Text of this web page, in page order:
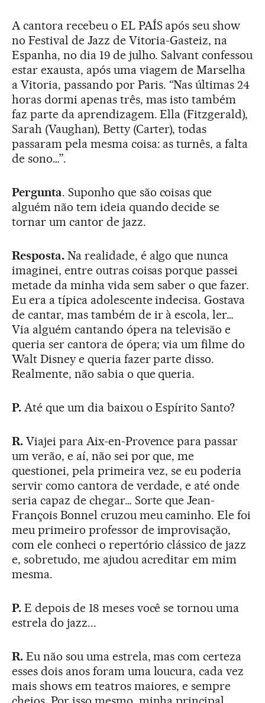
A cantora recebeu o EL PAÍS após seu show
no Festival de Jazz de Vitoria-Gasteiz, na
Espanha, no dia 19 de julho. Salvant confessou
estar exausta, após uma viagem de Marselha
a Vitoria, passando por Paris. “Nas últimas 24
horas dormi apenas três, mas isto também
faz parte da aprendizagem. Ella (Fitzgerald),
Sarah (Vaughan), Betty (Carter), todas
passaram pela mesma coisa: as turnês, a falta
de sono…”.
Pergunta. Suponho que são coisas que
alguém não tem ideia quando decide se
tornar um cantor de jazz.
Resposta.Na realidade, é algo que nunca
imaginei, entre outras coisas porque passei
metade da minha vida sem saber o que fazer.
Eu era a típica adolescente indecisa. Gostava
de cantar, mas também de ir à escola, ler…
Via alguém cantando ópera na televisão e
queria ser cantora de ópera; via um filme do
Walt Disney e queria fazer parte disso.
Realmente, não sabia o que queria.
P. Até que um dia baixou o Espírito Santo?
R.Viajei para Aix-en-Provence para passar
um verão, e aí, não sei por que, me
questionei, pela primeira vez, se eu poderia
servir como cantora de verdade, e até onde
seria capaz de chegar… Sorte que Jean-
François Bonnel cruzou meu caminho. Ele foi
meu primeiro professor de improvisação,
com ele conheci o repertório clássico de jazz
e, sobretudo, me ajudou acreditar em mim
mesma.
P. E depois de 18 meses você se tornou uma
estrela do jazz...
R.Eu não sou uma estrela, mas com certeza
esses dois anos foram uma loucura, cada vez
mais shows em teatros maiores, e sempre